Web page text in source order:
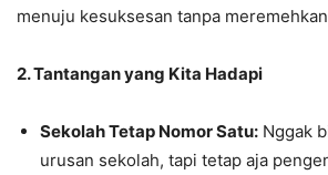
menuju kesuksesan tanpa
2. Tantangan yang Kita Hadapi
Sekolah Tetap Nomor Satu: Nggak
urusan sekolah, tapi tetap aja